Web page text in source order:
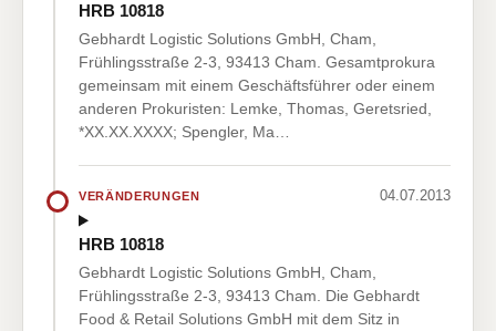
HRB 10818
Gebhardt Logistic Solutions GmbH, Cham,
Frühlingsstraße 2-3, 93413 Cham. Gesamtprokura
gemeinsam mit einem Geschäftsführer oder einem
anderen Prokuristen: Lemke, Thomas, Geretsried,
*XX.XX.XXXX; Spengler, Ma…
VERÄNDERUNGEN 04.07.2013
HRB 10818
Gebhardt Logistic Solutions GmbH, Cham,
Frühlingsstraße 2-3, 93413 Cham. Die Gebhardt
Food & Retail Solutions GmbH mit dem Sitz in